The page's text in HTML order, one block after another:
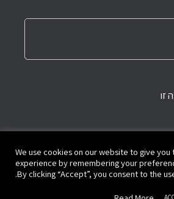
זו
לקדר החובב |
©
|
The Amateur Potter
We use cookies on our website to give
experience by remembering your
By clicking “Accept”, you consent to the